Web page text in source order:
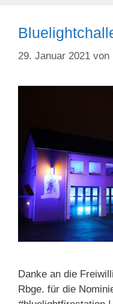
29. Januar 2021 von
Danke an die
Rbge. für die